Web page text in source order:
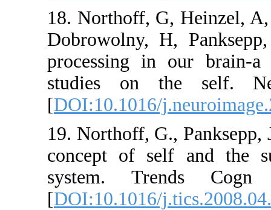
18. Northoff,
Dobrowolny,
processing in
studies on
[DOI:10.1016/
19. Northoff,
concept of
system.
[DOI:10.1016/